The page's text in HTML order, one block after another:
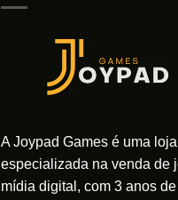
A Joypad Games é uma loja
especializada na venda de
mídia digital, com 3 anos